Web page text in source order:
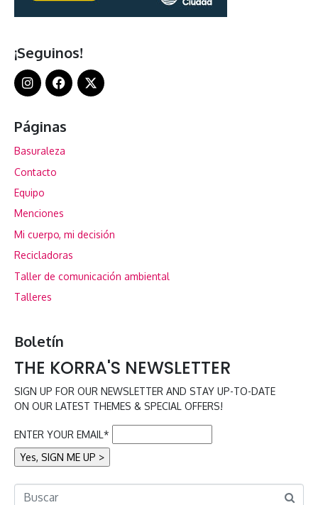
¡Seguinos!
Páginas
Basuraleza
Contacto
Equipo
Menciones
Mi cuerpo, mi decisión
Recicladoras
Taller de comunicación ambiental
Talleres
Boletín
THE KORRA'S NEWSLETTER
SIGN UP FOR OUR NEWSLETTER AND STAY UP-TO-DATE
ON OUR LATEST THEMES & SPECIAL OFFERS!
ENTER YOUR EMAIL*